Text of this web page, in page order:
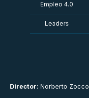
Director: Norberto Zocco
Empleo 4.0
Leaders